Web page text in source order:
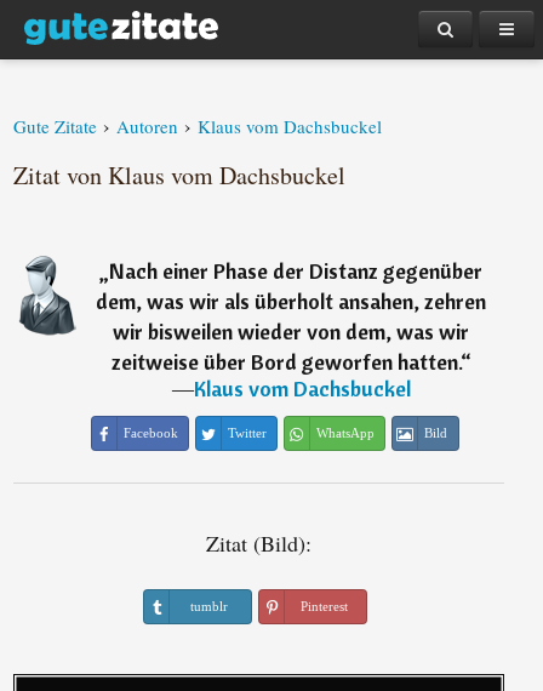
Gute Zitate › Autoren › Klaus vom Dachsbuckel
Zitat von Klaus vom Dachsbuckel
„Nach einer Phase der Distanz gegenüber
dem, was wir als überholt ansahen, zehren
wir bisweilen wieder von dem, was wir
zeitweise über Bord geworfen hatten.“
―Klaus vom Dachsbuckel
Facebook Twitter WhatsApp Bild
Zitat (Bild):
tumblr Pinterest